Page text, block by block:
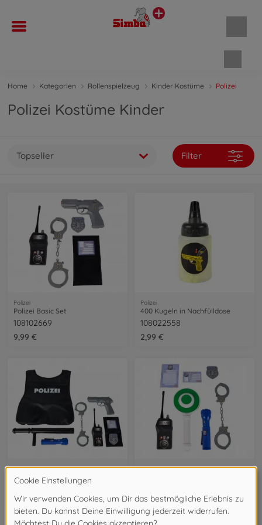
Home Kategorien Rollenspielzeug Kinder Kostüme Polizei
Polizei Kostüme Kinder
Topseller Filter
Polizei
Polizei Basic Set
108102669
9,99 €
Polizei
400 Kugeln in Nachfülldose
108022558
2,99 €
Polizei
Polizei Einsatz-Set
29,99 €
Polizei
14,99 €